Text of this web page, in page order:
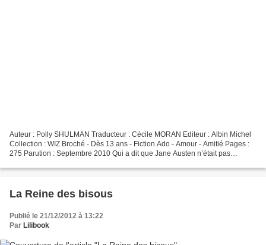
Auteur : Polly SHULMAN Traducteur : Cécile MORAN Editeur : Albin Michel
Collection : WIZ Broché - Dès 13 ans - Fiction Ado - Amour - Amitié Pages :
275 Parution : Septembre 2010 Qui a dit que Jane Austen n’était pas
La Reine des bisous
Publié le 21/12/2012 à 13:22
Par Lilibook